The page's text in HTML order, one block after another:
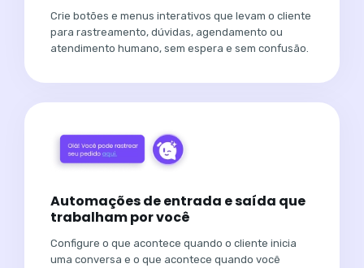
Crie botões e menus interativos que levam o cliente
para rastreamento, dúvidas, agendamento ou
atendimento humano, sem espera e sem confusão.
Automações de entrada e saída que
trabalham por você
Configure o que acontece quando o cliente inicia
uma conversa e o que acontece quando você